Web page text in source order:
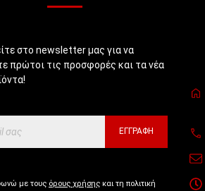
στο newsletter μας για να
πρώτοι τις προσφορές και τα νέα
ΕΓΓΡΑΦΉ
με τους όρους χρήσης και τη πολιτική